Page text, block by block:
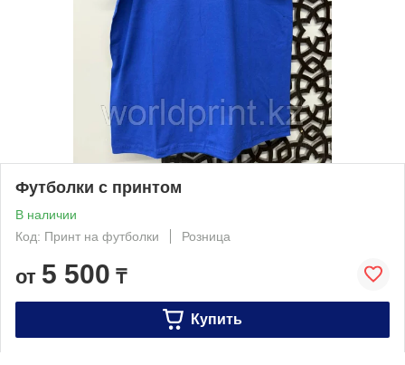
Футболки с принтом
В наличии
Код: Принт на футболки
Розница
от 5 500 ₸
Купить